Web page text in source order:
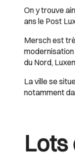
On y trouve
ans le Post
Mersch est
du Nord,
La ville se
notamment
Lots